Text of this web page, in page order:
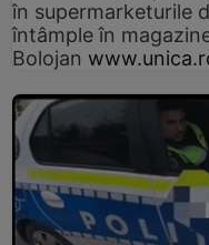
în supermarketurile
întâmple în
Bolojan